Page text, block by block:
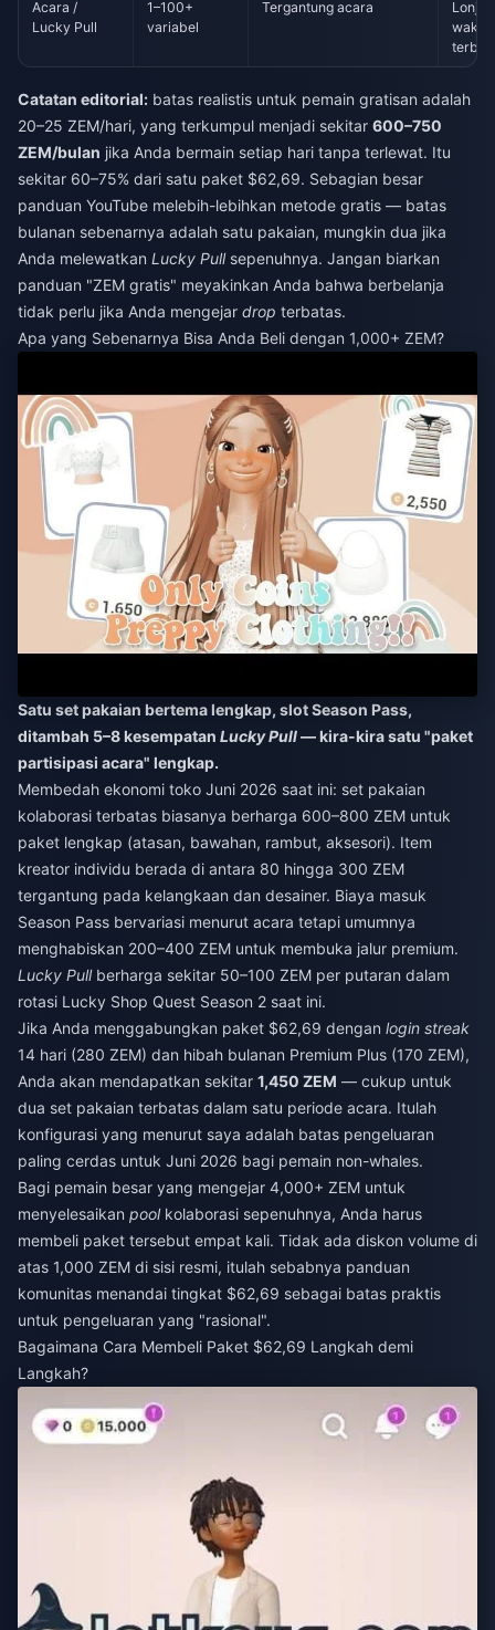
Acara /
Lucky Pull
1–100+
variabel
Tergantung acara
waktu
Catatan editorial: batas realistis untuk pemain gratisan adalah
20–25 ZEM/hari, yang terkumpul menjadi sekitar 600–750
ZEM/bulan jika Anda bermain setiap hari tanpa terlewat. Itu
sekitar 60–75% dari satu paket $62,69. Sebagian besar
panduan YouTube melebih-lebihkan metode gratis — batas
bulanan sebenarnya adalah satu pakaian, mungkin dua jika
Anda melewatkan Lucky Pullsepenuhnya. Jangan biarkan
panduan "ZEM gratis" meyakinkan Anda bahwa berbelanja
tidak perlu jika Anda mengejar drop terbatas.
Apa yang Sebenarnya Bisa Anda Beli dengan 1,000+ ZEM?
Satu set pakaian bertema lengkap, slot Season Pass,
ditambah 5–8 kesempatan Lucky Pull— kira-kira satu "paket
partisipasi acara" lengkap.
Membedah ekonomi toko Juni 2026 saat ini: set pakaian
kolaborasi terbatas biasanya berharga 600–800 ZEM untuk
paket lengkap (atasan, bawahan, rambut, aksesori). Item
kreator individu berada di antara 80 hingga 300 ZEM
tergantung pada kelangkaan dan desainer. Biaya masuk
Season Pass bervariasi menurut acara tetapi umumnya
menghabiskan 200–400 ZEM untuk membuka jalur premium.
Lucky Pullberharga sekitar 50–100 ZEM per putaran dalam
rotasi Lucky Shop Quest Season 2 saat ini.
Jika Anda menggabungkan paket $62,69 dengan login streak
14 hari (280 ZEM) dan hibah bulanan Premium Plus (170 ZEM),
Anda akan mendapatkan sekitar 1,450 ZEM — cukup untuk
dua set pakaian terbatas dalam satu periode acara. Itulah
konfigurasi yang menurut saya adalah batas pengeluaran
paling cerdas untuk Juni 2026 bagi pemain non-whales.
Bagi pemain besar yang mengejar 4,000+ ZEM untuk
menyelesaikan poolkolaborasi sepenuhnya, Anda harus
membeli paket tersebut empat kali. Tidak ada diskon volume di
atas 1,000 ZEM di sisi resmi, itulah sebabnya panduan
komunitas menandai tingkat $62,69 sebagai batas praktis
untuk pengeluaran yang "rasional".
Bagaimana Cara Membeli Paket $62,69 Langkah demi
Langkah?